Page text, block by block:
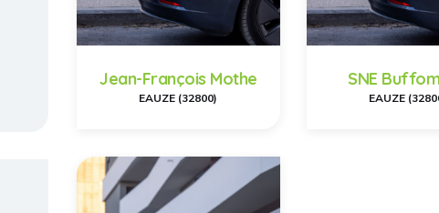
Jean-François Mothe
EAUZE (32800)
SNE
EAUZE